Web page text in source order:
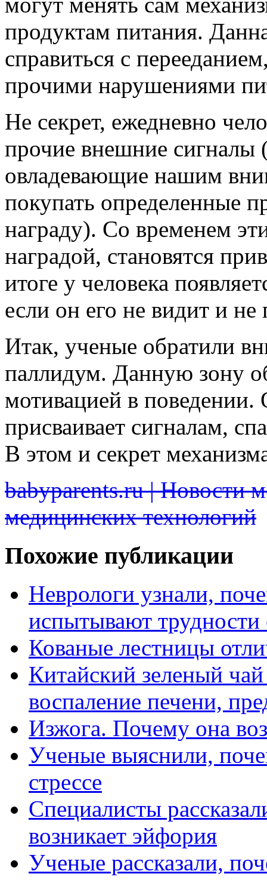
продуктам питания.
справиться с
прочими нарушениями
Не секрет, ежедневно
прочие внешние сигналы
овладевающие нашим
покупать определенные
награду). Со временем
наградой, становятся
итоге у человека
если он его не видит и не
Итак, ученые обратили
паллидум. Данную зону
мотивацией в поведении.
присваивает сигналам,
В этом и секрет
babyparents.ru | Новости
медицинских технологий
Похожие публикации
Неврологи узнали,
испытывают
Кованые лестницы
Китайский зеленый
воспаление печени,
Изжога. Почему она
Ученые выяснили,
стрессе
Специалисты
возникает эйфория
Ученые рассказали,